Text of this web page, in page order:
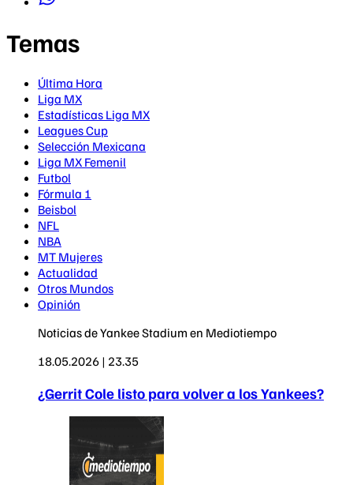
Temas
Última Hora
Liga MX
Estadísticas Liga MX
Leagues Cup
Selección Mexicana
Liga MX Femenil
Futbol
Fórmula 1
Beisbol
NFL
NBA
MT Mujeres
Actualidad
Otros Mundos
Opinión
Noticias de Yankee Stadium en Mediotiempo
18.05.2026 | 23.35
¿Gerrit Cole listo para volver a los Yankees?